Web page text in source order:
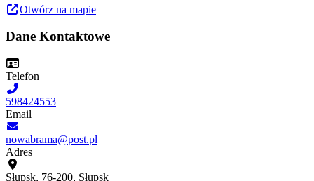
Otwórz na mapie
Dane Kontaktowe
Telefon
598424553
Email
nowabrama@post.pl
Adres
Słupsk, 76-200, Słupsk